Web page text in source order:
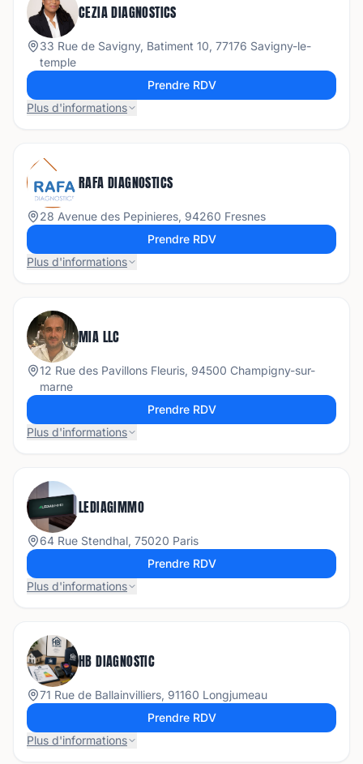
CEZIA DIAGNOSTICS
33 Rue de Savigny, Batiment 10, 77176 Savigny-le-
temple
Prendre RDV
Plus d'informations
RAFA DIAGNOSTICS
28 Avenue des Pepinieres, 94260 Fresnes
Prendre RDV
Plus d'informations
MIA LLC
12 Rue des Pavillons Fleuris, 94500 Champigny-sur-
marne
Prendre RDV
Plus d'informations
LEDIAGIMMO
64 Rue Stendhal, 75020 Paris
Prendre RDV
Plus d'informations
HB DIAGNOSTIC
71 Rue de Ballainvilliers, 91160 Longjumeau
Prendre RDV
Plus d'informations